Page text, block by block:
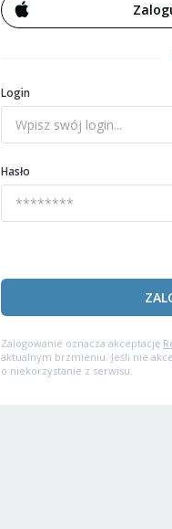
Login
Hasło
Zalogowanie oznacza akceptację
aktualnym brzmieniu. Jeśli nie
o niekorzystanie z serwisu.